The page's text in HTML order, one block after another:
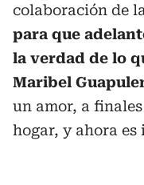
colaboración de
para que
la verdad de lo
Maribel
un amor, a
hogar, y ahora